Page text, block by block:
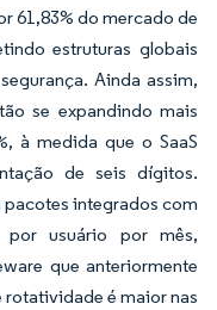
61,83% do mercado de
estruturas globais
Ainda assim,
se expandindo mais
à medida que o SaaS
de seis dígitos.
integrados com
usuário por mês,
que anteriormente
é maior nas